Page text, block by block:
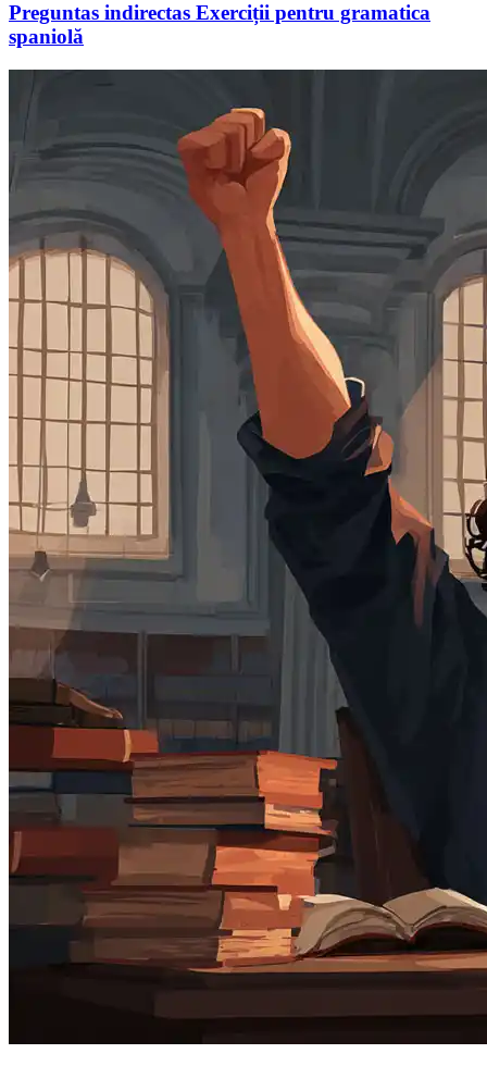
Preguntas indirectas Exerciții pentru gramatica
spaniolă